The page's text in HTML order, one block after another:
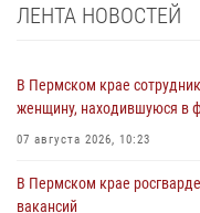
ЛЕНТА НОВОСТЕЙ
В Пермском крае
женщину, находившуюся в
07 августа 2026, 10:23
В Пермском крае
вакансий